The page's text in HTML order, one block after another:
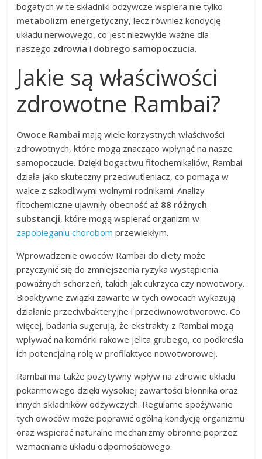
bogatych w te składniki odżywcze wspiera nie tylko
metabolizm energetyczny, lecz również kondycję
układu nerwowego, co jest niezwykle ważne dla
naszego zdrowia i dobrego samopoczucia.
Jakie są właściwości
zdrowotne Rambai?
Owoce Rambai mają wiele korzystnych właściwości
zdrowotnych, które mogą znacząco wpłynąć na nasze
samopoczucie. Dzięki bogactwu fitochemikaliów, Rambai
działa jako skuteczny przeciwutleniacz, co pomaga w
walce z szkodliwymi wolnymi rodnikami. Analizy
fitochemiczne ujawniły obecność aż 88 różnych
substancji, które mogą wspierać organizm w
zapobieganiu chorobom przewlekłym.
Wprowadzenie owoców Rambai do diety może
przyczynić się do zmniejszenia ryzyka wystąpienia
poważnych schorzeń, takich jak cukrzyca czy nowotwory.
Bioaktywne związki zawarte w tych owocach wykazują
działanie przeciwbakteryjne i przeciwnowotworowe. Co
więcej, badania sugerują, że ekstrakty z Rambai mogą
wpływać na komórki rakowe jelita grubego, co podkreśla
ich potencjalną rolę w profilaktyce nowotworowej.
Rambai ma także pozytywny wpływ na zdrowie układu
pokarmowego dzięki wysokiej zawartości błonnika oraz
innych składników odżywczych. Regularne spożywanie
tych owoców może poprawić ogólną kondycję organizmu
oraz wspierać naturalne mechanizmy obronne poprzez
wzmacnianie układu odpornościowego.